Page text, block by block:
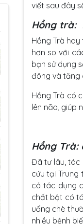
viết sau đây
Hồng trà:
Hồng Trà
hơn so với
bạn sử dụng
đông và tăng
Hồng Trà có
lên não, giúp
Hồng
Đã tư lâu, tác
cứu tại Trung
có tác dụng
chất bột có
uống chè
nhiều bệnh